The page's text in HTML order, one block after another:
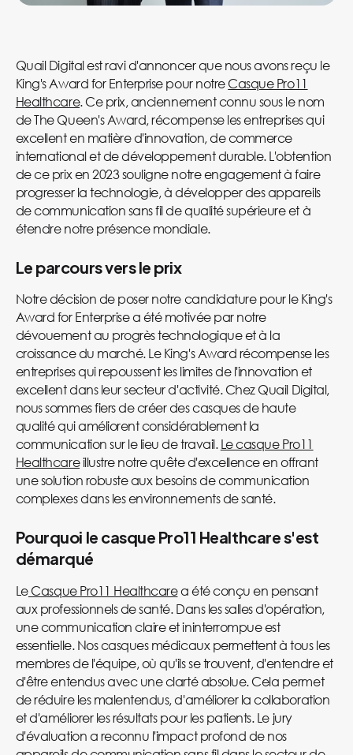
Quail Digital est ravi d'annoncer que nous avons reçu le
King's Award for Enterprise pour notre Casque Pro11
Healthcare. Ce prix, anciennement connu sous le nom
de The Queen's Award, récompense les entreprises qui
excellent en matière d'innovation, de commerce
international et de développement durable. L'obtention
de ce prix en 2023 souligne notre engagement à faire
progresser la technologie, à développer des appareils
de communication sans fil de qualité supérieure et à
étendre notre présence mondiale.
Le parcours vers le prix
Notre décision de poser notre candidature pour le King's
Award for Enterprise a été motivée par notre
dévouement au progrès technologique et à la
croissance du marché. Le King's Award récompense les
entreprises qui repoussent les limites de l'innovation et
excellent dans leur secteur d'activité. Chez Quail Digital,
nous sommes fiers de créer des casques de haute
qualité qui améliorent considérablement la
communication sur le lieu de travail. Le casque Pro11
Healthcareillustre notre quête d'excellence en offrant
une solution robuste aux besoins de communication
complexes dans les environnements de santé.
Pourquoi le casque Pro11 Healthcare s'est
démarqué
LeCasque Pro11 Healthcarea été conçu en pensant
aux professionnels de santé. Dans les salles d'opération,
une communication claire et ininterrompue est
essentielle. Nos casques médicaux permettent à tous les
membres de l'équipe, où qu'ils se trouvent, d'entendre et
d'être entendus avec une clarté absolue. Cela permet
de réduire les malentendus, d'améliorer la collaboration
et d'améliorer les résultats pour les patients. Le jury
d'évaluation a reconnu l'impact profond de nos